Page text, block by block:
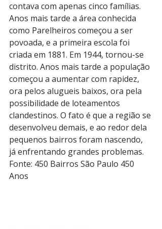
contava com apenas cinco famílias.
Anos mais tarde a área conhecida
como Parelheiros começou a ser
povoada, e a primeira escola foi
criada em 1881. Em 1944, tornou-se
distrito. Anos mais tarde a população
começou a aumentar com rapidez,
ora pelos alugueis baixos, ora pela
possibilidade de loteamentos
clandestinos. O fato é que a região se
desenvolveu demais, e ao redor dela
pequenos bairros foram nascendo,
já enfrentando grandes problemas.
Fonte: 450 Bairros São Paulo 450
Anos